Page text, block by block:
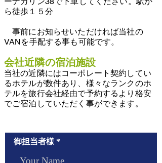
ら徒歩１５分
事前にお知らせいただければ当社の
VANを手配する事も可能です。
会社近隣の宿泊施設
当社の近隣にはコーポレート契約してい
るホテルが数件あり、様々なランクのホ
テルを旅行会社経由で予約するより格安
でご宿泊していただく事ができます。
御担当者様